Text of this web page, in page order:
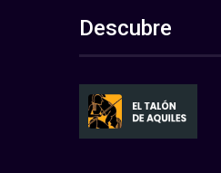
Descubre